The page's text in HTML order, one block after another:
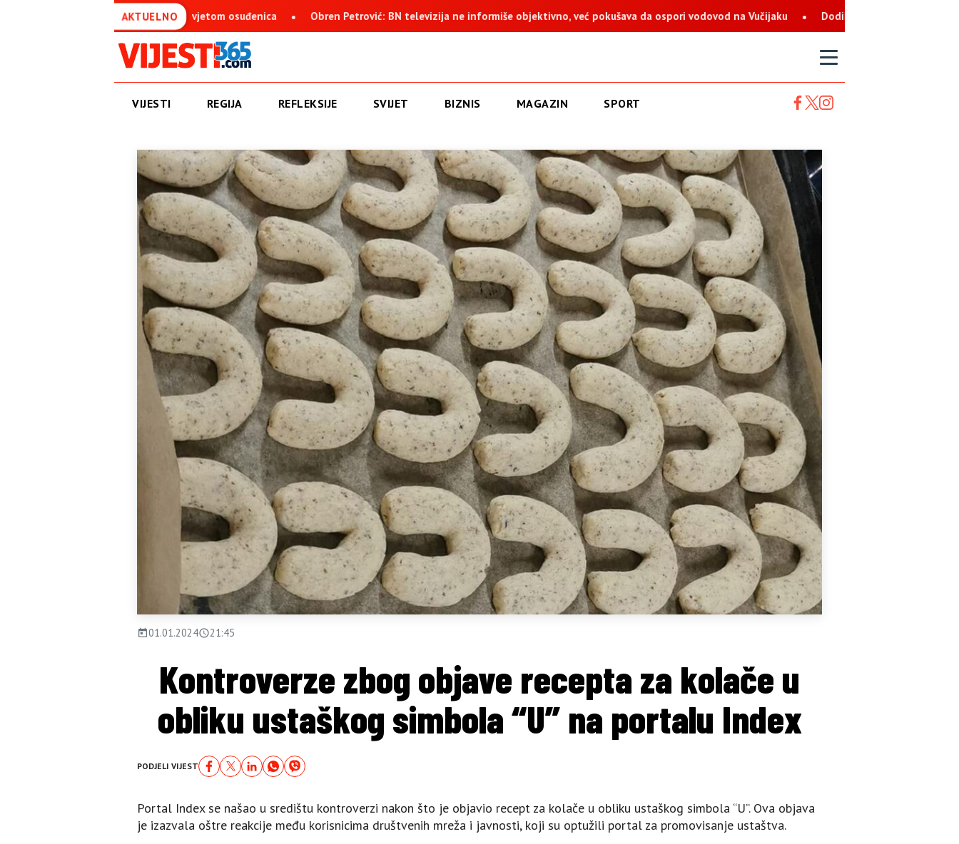
AKTUELNO
predsjedava Savjetom osuđenica Obren Petrović: BN televizija ne informiše objektivno, već pokušava da ospori vodovod na Vučijaku Dodik: Zukan Helez ekstremista koji svaku priliku
VIJESTI REGIJA REFLEKSIJE SVIJET BIZNIS MAGAZIN SPORT
01.01.2024 21:45
Kontroverze zbog objave recepta za kolače u
obliku ustaškog simbola “U” na portalu Index
PODJELI VIJEST
Portal Index se našao u središtu kontroverzi nakon što je objavio recept za kolače u obliku ustaškog simbola “U”. Ova objava
je izazvala oštre reakcije među korisnicima društvenih mreža i javnosti, koji su optužili portal za promovisanje ustaštva.